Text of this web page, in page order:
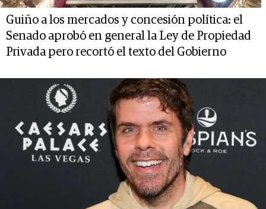
Guiño a los mercados y concesión política: el
Senado aprobó en general la Ley de Propiedad
Privada pero recortó el texto del Gobierno